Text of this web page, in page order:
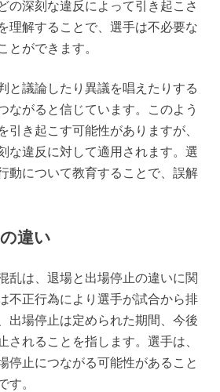
の深刻な違反によって引き起こさ
理解することで、選手は不必要な
とができます。
と議論したり異議を唱えたりする
ながると信じています。このよう
引き起こす可能性がありますが、
な違反に対して適用されます。選
動について教育することで、誤解
違い
乱は、退場と出場停止の違いに関
不正行為により選手が試合から排
出場停止は定められた期間、今後
されることを指します。選手は、
停止につながる可能性があること
す。